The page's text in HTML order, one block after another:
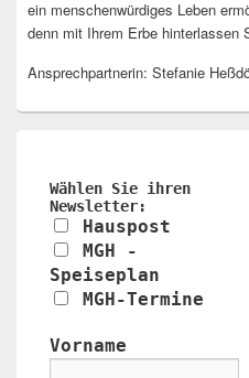
ein menschenwürdiges Leben
denn mit Ihrem Erbe hinterlassen
Ansprechpartnerin: Stefanie
Wählen Sie ihren
Newsletter:
Hauspost
MGH -
Speiseplan
MGH-Termine
Vorname